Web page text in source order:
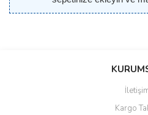
Bu ürüne ilk
Ürün hakkında henüz
Ürün resmi kalitesiz, bozuk veya
Sitemize ilk
Deneyimini
Kargo